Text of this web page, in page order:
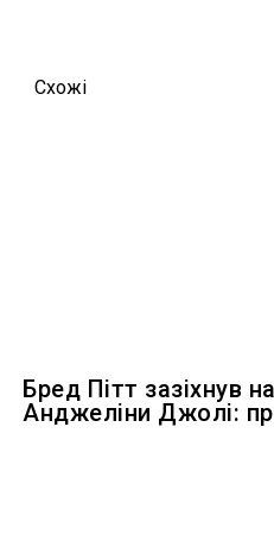
Схожi
Бред Пітт зазіхнув
Анджеліни Джолі: